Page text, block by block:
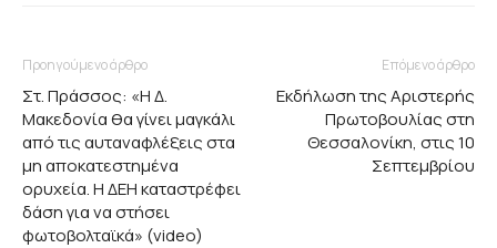
Προηγούμενο άρθρο
Στ. Πράσσος: «Η Δ.
Μακεδονία θα γίνει μαγκάλι
από τις αυταναφλέξεις στα
μη αποκατεστημένα
ορυχεία. Η ΔΕΗ καταστρέφει
δάση για να στήσει
φωτοβολταϊκά» (video)
Επόμενο άρθρο
Εκδήλωση της Αριστερής
Πρωτοβουλίας στη
Θεσσαλονίκη, στις 10
Σεπτεμβρίου